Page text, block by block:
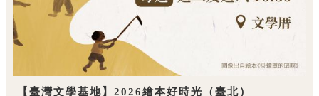
【臺灣文學基地】2026繪本好時光（臺北）